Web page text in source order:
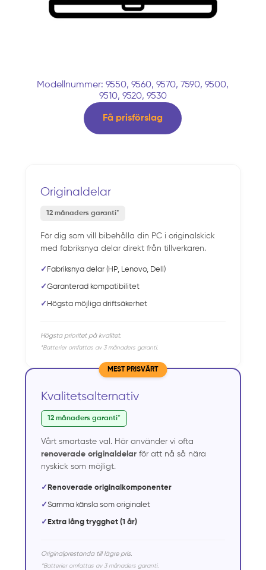
Modellnummer: 9550, 9560, 9570, 7590, 9500,
9510, 9520, 9530
Få prisförslag
Originaldelar
12 månaders garanti*
För dig som vill bibehålla din PC i originalskick
med fabriksnya delar direkt från tillverkaren.
✓ Fabriksnya delar (HP, Lenovo, Dell)
✓Garanterad kompatibilitet
✓ Högsta möjliga driftsäkerhet
Högsta prioritet på kvalitet.
*Batterier omfattas av 3 månaders garanti.
MEST PRISVÄRT
Kvalitetsalternativ
12 månaders garanti*
Vårt smartaste val. Här använder vi ofta
renoverade originaldelar för att nå så nära
nyskick som möjligt.
✓ Renoverade originalkomponenter
✓Samma känsla som originalet
✓ Extra lång trygghet (1 år)
Originalprestanda till lägre pris.
*Batterier omfattas av 3 månaders garanti.